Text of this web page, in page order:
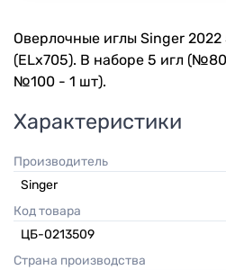
Оверлочные иглы Singer
(ELx705). В наборе 5 игл
№100 - 1 шт).
Характеристики
Производитель
Singer
Код товара
ЦБ-0213509
Страна производства